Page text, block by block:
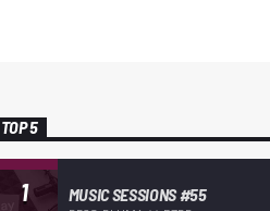
TOP 5
1 MUSIC SESSIONS #55